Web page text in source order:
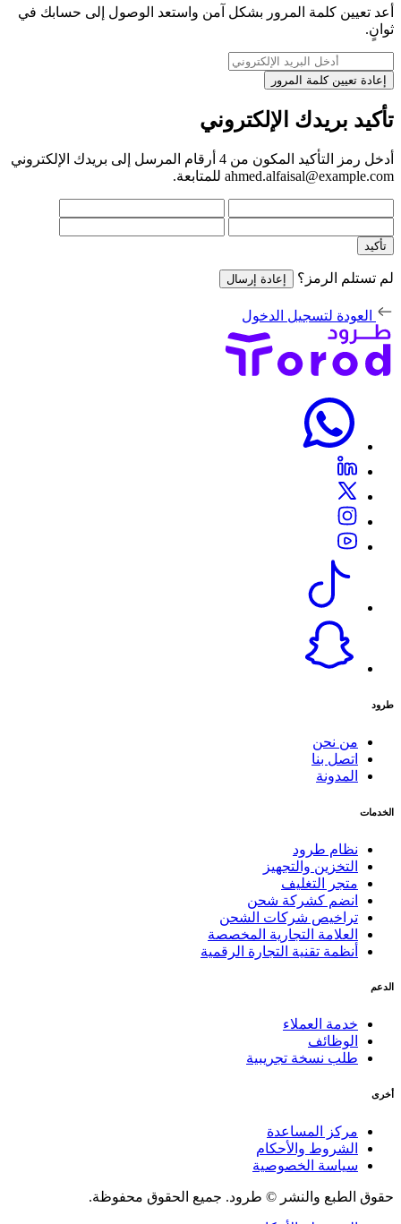
أعد تعيين كلمة المرور بشكل آمن واستعد الوصول إلى حسابك في
ثوانٍ.
إعادة تعيين كلمة المرور
تأكيد بريدك الإلكتروني
أدخل رمز التأكيد المكون من 4 أرقام المرسل إلى بريدك الإلكتروني
ahmed.alfaisal@example.com للمتابعة.
تأكيد
لم تستلم الرمز؟ إعادة إرسال
العودة لتسجيل الدخول
طرود
من نحن
اتصل بنا
المدونة
الخدمات
نظام طرود
التخزين والتجهيز
متجر التغليف
انضم كشركة شحن
تراخيص شركات الشحن
العلامة التجارية المخصصة
أنظمة تقنية التجارة الرقمية
الدعم
خدمة العملاء
الوظائف
طلب نسخة تجريبية
أخرى
مركز المساعدة
الشروط والأحكام
سياسة الخصوصية
حقوق الطبع والنشر © طرود. جميع الحقوق محفوظة.